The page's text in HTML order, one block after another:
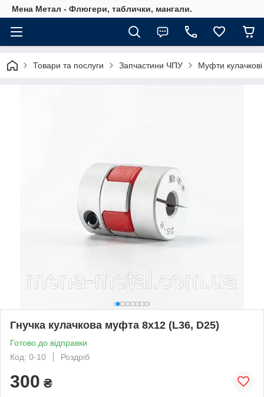
Мена Метал - Флюгери, таблички, мангали.
Товари та послуги Запчастини ЧПУ Муфти кулачкові
Гнучка кулачкова муфта 8х12 (L36, D25)
Готово до відправки
Код: 0-10
Роздріб
300 ₴